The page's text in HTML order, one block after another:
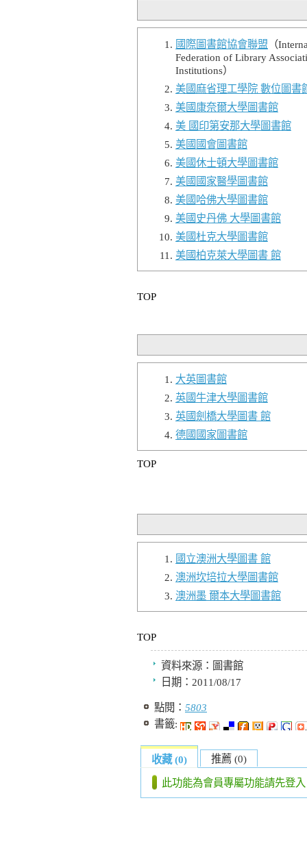
國際圖書館協會聯盟 （
Federation of Library
Institutions）
美國麻省理工學院 數位圖書
美國康奈爾大學圖書館
美 國印第安那大學圖書館
美國國會圖書館
美國休士頓大學圖書館
美國國家醫學圖書館
美國哈佛大學圖書館
美國史丹佛 大學圖書館
美國杜克大學圖書館
美國柏克萊大學圖書 館
TOP
大英圖書館
英國牛津大學圖書館
英國劍橋大學圖書 館
德國國家圖書館
TOP
國立澳洲大學圖書 館
澳洲坎培拉大學圖書館
澳洲墨 爾本大學圖書館
TOP
資料來源： 圖書館
日期： 2011/08/17
點閱： 5803
書籤:
收藏 (0) 推薦 (0)
此功能為會員專屬功能請先登入